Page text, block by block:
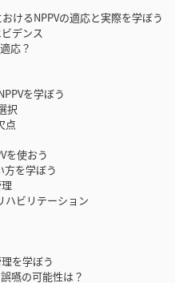
けるNPPVの適応と実際を学ぼう
デンス
応？
を学ぼう
択
点
を使おう
方を学ぼう
ビリテーション
を学ぼう
嚥の可能性は？